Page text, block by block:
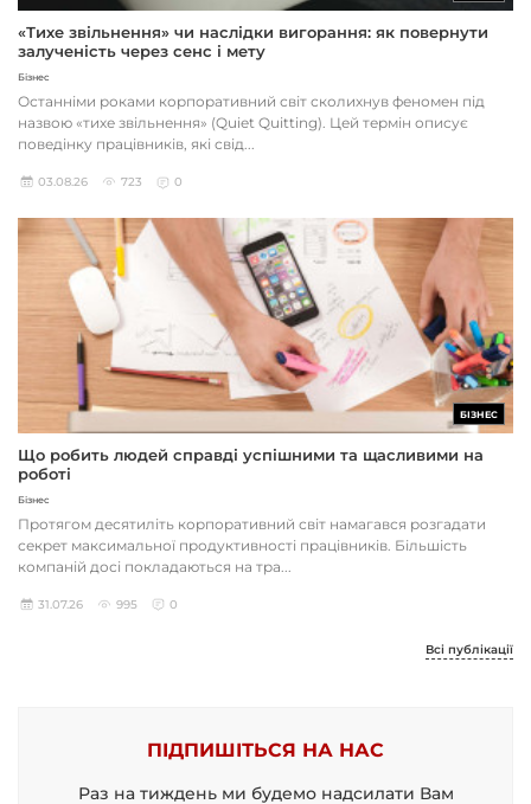
«Тихе звільнення» чи наслідки вигорання: як повернути
залученість через сенс і мету
Бізнес
Останніми роками корпоративний світ сколихнув феномен під
назвою «тихе звільнення» (Quiet Quitting). Цей термін описує
поведінку працівників, які свід...
03.08.26 723 0
БІЗНЕС
Що робить людей справді успішними та щасливими на
роботі
Бізнес
Протягом десятиліть корпоративний світ намагався розгадати
секрет максимальної продуктивності працівників. Більшість
компаній досі покладаються на тра...
31.07.26 995 0
Всі публікації
ПІДПИШІТЬСЯ НА НАС
Раз на тиждень ми будемо надсилати Вам